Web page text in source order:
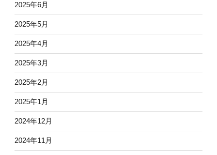
2025年6月
2025年5月
2025年4月
2025年3月
2025年2月
2025年1月
2024年12月
2024年11月